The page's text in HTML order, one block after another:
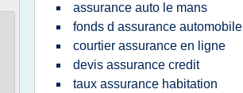
assurance auto le mans
fonds d assurance automobile
courtier assurance en ligne
devis assurance credit
taux assurance habitation